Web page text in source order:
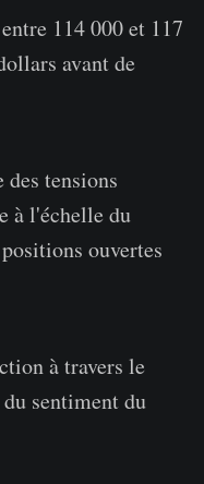
114 000 et 117
avant de
tensions
à l'échelle du
ouvertes
à travers le
sentiment du